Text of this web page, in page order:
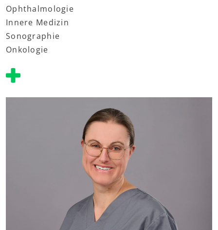
Ophthalmologie
Innere Medizin
Sonographie
Onkologie